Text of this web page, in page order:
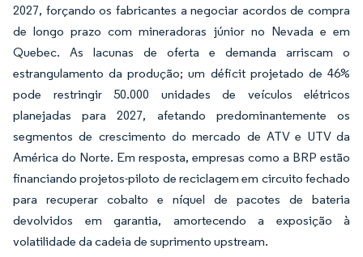
2027, forçando os fabricantes a negociar acordos de compra
de longo prazo com mineradoras júnior no Nevada e em
Quebec. As lacunas de oferta e demanda arriscam o
estrangulamento da produção; um déficit projetado de 46%
pode restringir 50.000 unidades de veículos elétricos
planejadas para 2027, afetando predominantemente os
segmentos de crescimento do mercado de ATV e UTV da
América do Norte. Em resposta, empresas como a BRP estão
financiando projetos-piloto de reciclagem em circuito fechado
para recuperar cobalto e níquel de pacotes de bateria
devolvidos em garantia, amortecendo a exposição à
volatilidade da cadeia de suprimento upstream.